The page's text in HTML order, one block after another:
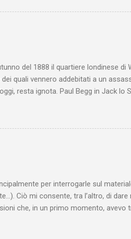
del 1888 il quartiere londinese
quali vennero addebitati a un
resta ignota. Paul Begg in Jack lo
soprattutto) a ricostruire la storia di
dell’Interno. Ne esce un
vittoriana era inverosimilmente
alcun interesse nei confronti delle
le reali condizioni di vita delle
per interrogarle sul
Ciò mi consente, tra l’altro, di
che, in un primo momento, avevo
lo riempio con il materiale che ho già